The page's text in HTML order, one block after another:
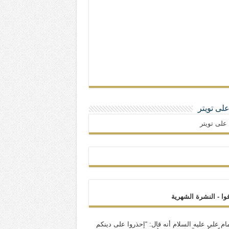
على تويتر
على تويتر
- النشرة الشهرية
علي عليه السلام أنه قال: “إحذروا على دينكم